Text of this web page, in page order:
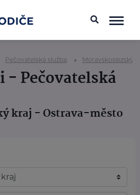
Pečovatelská služba Moravskoslezský
- Pečovatelská
kraj - Ostrava-město